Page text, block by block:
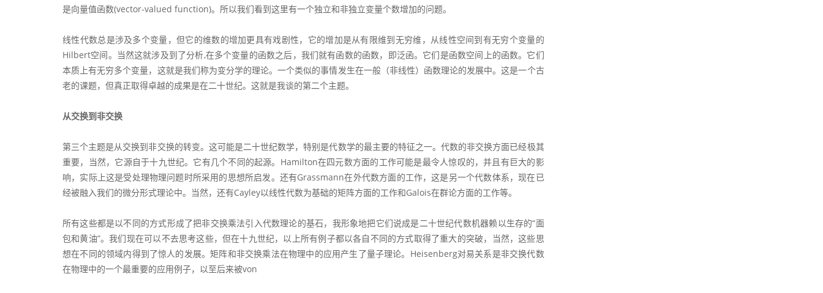
是向量值函数(vector-valued function)。所以我们看到这里有一个独立和非独立变量个数增加的问题。
线性代数总是涉及多个变量，但它的维数的增加更具有戏剧性，它的增加是从有限维到无穷维，从线性空间到有无穷个变量的
Hilbert空间。当然这就涉及到了分析,在多个变量的函数之后，我们就有函数的函数，即泛函。它们是函数空间上的函数。它们
本质上有无穷多个变量，这就是我们称为变分学的理论。一个类似的事情发生在一般（非线性）函数理论的发展中。这是一个古
老的课题，但真正取得卓越的成果是在二十世纪。这就是我谈的第二个主题。
从交换到非交换
第三个主题是从交换到非交换的转变。这可能是二十世纪数学，特别是代数学的最主要的特征之一。代数的非交换方面已经极其
重要，当然，它源自于十九世纪。它有几个不同的起源。Hamilton在四元数方面的工作可能是最令人惊叹的，并且有巨大的影
响，实际上这是受处理物理问题时所采用的思想所启发。还有Grassmann在外代数方面的工作，这是另一个代数体系，现在已
经被融入我们的微分形式理论中。当然，还有Cayley以线性代数为基础的矩阵方面的工作和Galois在群论方面的工作等。
所有这些都是以不同的方式形成了把非交换乘法引入代数理论的基石，我形象地把它们说成是二十世纪代数机器赖以生存的“面
包和黄油”。我们现在可以不去思考这些，但在十九世纪，以上所有例子都以各自不同的方式取得了重大的突破，当然，这些思
想在不同的领域内得到了惊人的发展。矩阵和非交换乘法在物理中的应用产生了量子理论。Heisenberg对易关系是非交换代数
在物理中的一个最重要的应用例子，以至后来被von